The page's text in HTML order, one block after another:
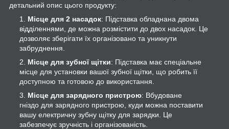
детальний опис цього продукту:
Місце для 2 насадок: Підставка обладнана двома
відділеннями, де можна розмістити до двох насадок. Це
дозволяє зберігати їх організовано та уникнути
забруднення.
Місце для зубної щітки: Підставка має спеціальне
місце для установки вашої зубної щітки, що робить її
доступною та готовою до використання.
Місце для зарядного пристрою: Вбудоване
гніздо для зарядного пристрою, куди можна поставити
вашу електричну зубну щітку для зарядки. Це
забезпечує зручність і організованість.